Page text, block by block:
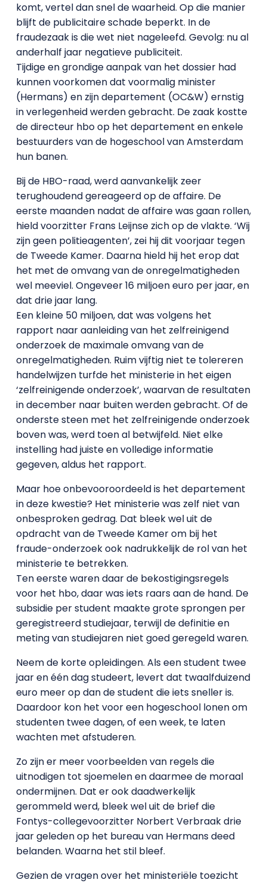
komt, vertel dan snel de waarheid. Op die manier
blijft de publicitaire schade beperkt. In de
fraudezaak is die wet niet nageleefd. Gevolg: nu al
anderhalf jaar negatieve publiciteit.
Tijdige en grondige aanpak van het dossier had
kunnen voorkomen dat voormalig minister
(Hermans) en zijn departement (OC&W) ernstig
in verlegenheid werden gebracht. De zaak kostte
de directeur hbo op het departement en enkele
bestuurders van de hogeschool van Amsterdam
hun banen.
Bij de HBO-raad, werd aanvankelijk zeer
terughoudend gereageerd op de affaire. De
eerste maanden nadat de affaire was gaan rollen,
hield voorzitter Frans Leijnse zich op de vlakte. ‘Wij
zijn geen politieagenten’, zei hij dit voorjaar tegen
de Tweede Kamer. Daarna hield hij het erop dat
het met de omvang van de onregelmatigheden
wel meeviel. Ongeveer 16 miljoen euro per jaar, en
dat drie jaar lang.
Een kleine 50 miljoen, dat was volgens het
rapport naar aanleiding van het zelfreinigend
onderzoek de maximale omvang van de
onregelmatigheden. Ruim vijftig niet te tolereren
handelwijzen turfde het ministerie in het eigen
‘zelfreinigende onderzoek’, waarvan de resultaten
in december naar buiten werden gebracht. Of de
onderste steen met het zelfreinigende onderzoek
boven was, werd toen al betwijfeld. Niet elke
instelling had juiste en volledige informatie
gegeven, aldus het rapport.
Maar hoe onbevooroordeeld is het departement
in deze kwestie? Het ministerie was zelf niet van
onbesproken gedrag. Dat bleek wel uit de
opdracht van de Tweede Kamer om bij het
fraude-onderzoek ook nadrukkelijk de rol van het
ministerie te betrekken.
Ten eerste waren daar de bekostigingsregels
voor het hbo, daar was iets raars aan de hand. De
subsidie per student maakte grote sprongen per
geregistreerd studiejaar, terwijl de definitie en
meting van studiejaren niet goed geregeld waren.
Neem de korte opleidingen. Als een student twee
jaar en één dag studeert, levert dat twaalfduizend
euro meer op dan de student die iets sneller is.
Daardoor kon het voor een hogeschool lonen om
studenten twee dagen, of een week, te laten
wachten met afstuderen.
Zo zijn er meer voorbeelden van regels die
uitnodigen tot sjoemelen en daarmee de moraal
ondermijnen. Dat er ook daadwerkelijk
gerommeld werd, bleek wel uit de brief die
Fontys-collegevoorzitter Norbert Verbraak drie
jaar geleden op het bureau van Hermans deed
belanden. Waarna het stil bleef.
Gezien de vragen over het ministeriële toezicht